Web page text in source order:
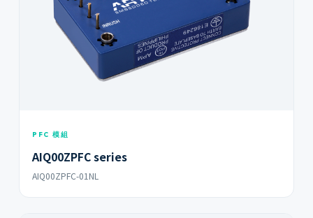
PFC 模組
AIQ00ZPFC series
AIQ00ZPFC-01NL